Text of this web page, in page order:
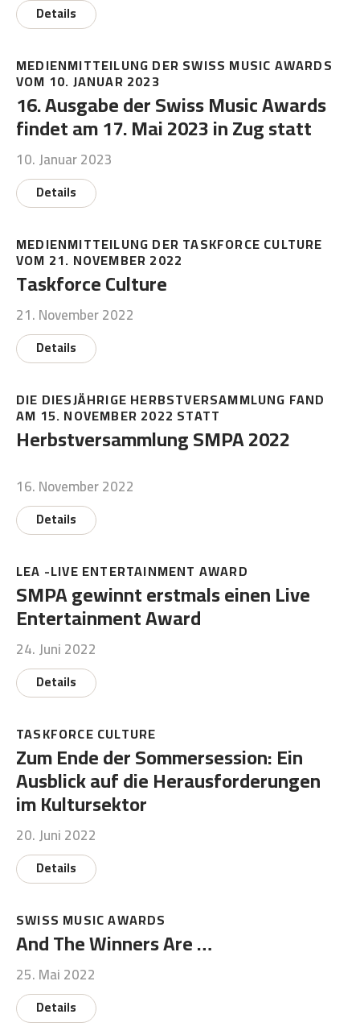
Details
MEDIENMITTEILUNG DER SWISS MUSIC AWARDS
VOM 10. JANUAR 2023
16. Ausgabe der Swiss Music Awards
findet am 17. Mai 2023 in Zug statt
10. Januar 2023
Details
MEDIENMITTEILUNG DER TASKFORCE CULTURE
VOM 21. NOVEMBER 2022
Taskforce Culture
21. November 2022
Details
DIE DIESJÄHRIGE HERBSTVERSAMMLUNG FAND
AM 15. NOVEMBER 2022 STATT
Herbstversammlung SMPA 2022
16. November 2022
Details
LEA -LIVE ENTERTAINMENT AWARD
SMPA gewinnt erstmals einen Live
Entertainment Award
24. Juni 2022
Details
TASKFORCE CULTURE
Zum Ende der Sommersession: Ein
Ausblick auf die Herausforderungen
im Kultursektor
20. Juni 2022
Details
SWISS MUSIC AWARDS
And The Winners Are …
25. Mai 2022
Details